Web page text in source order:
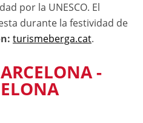
por la UNESCO. El
durante la festividad de
turismeberga.cat.
-